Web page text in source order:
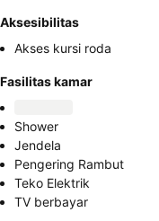
Aksesibilitas
Akses kursi roda
Fasilitas kamar
Shower
Jendela
Pengering Rambut
Teko Elektrik
TV berbayar